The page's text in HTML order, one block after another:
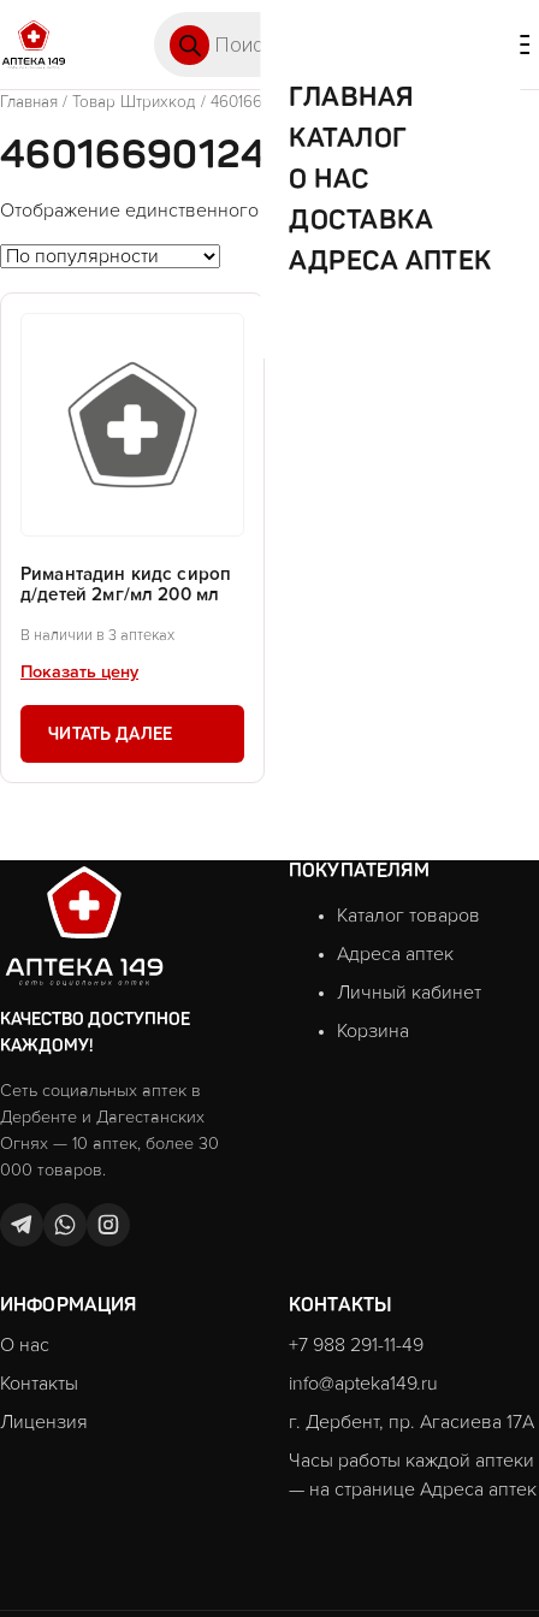
ГЛАВНАЯ
КАТАЛОГ
О НАС
ДОСТАВКА
АДРЕСА АПТЕК
Главная / Товар Штрихкод / 4601669012494
4601669012494
Отображение единственного товара
Римантадин кидс сироп
д/детей 2мг/мл 200 мл
В наличии в 3 аптеках
Показать цену
ЧИТАТЬ ДАЛЕЕ
КАЧЕСТВО ДОСТУПНОЕ
КАЖДОМУ!
Сеть социальных аптек в
Дербенте и Дагестанских
Огнях — 10 аптек, более 30
000 товаров.
ПОКУПАТЕЛЯМ
Каталог товаров
Адреса аптек
Личный кабинет
Корзина
ИНФОРМАЦИЯ
О нас
Контакты
Лицензия
КОНТАКТЫ
+7 988 291-11-49
info@apteka149.ru
г. Дербент, пр. Агасиева 17А
Часы работы каждой аптеки
— на странице Адреса аптек